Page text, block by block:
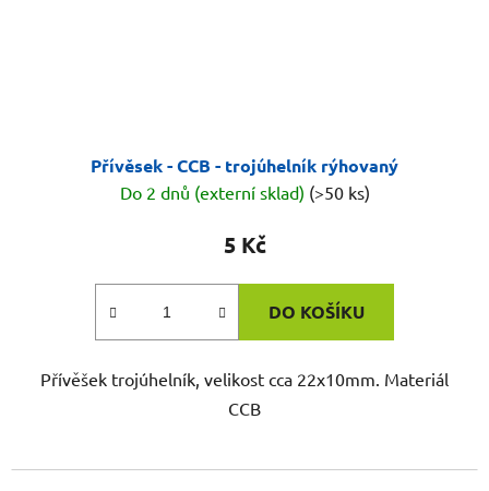
Přívěsek - CCB - trojúhelník rýhovaný
Do 2 dnů (externí sklad) (>50 ks)
5 Kč
DO KOŠÍKU
Přívěšek trojúhelník, velikost cca 22x10mm. Materiál
CCB